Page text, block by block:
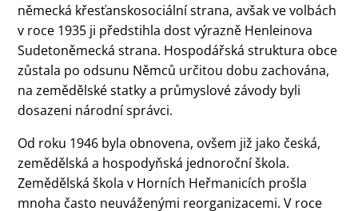
německá křesťanskosociální strana, avšak ve volbách
v roce 1935 ji předstihla dost výrazně Henleinova
Sudetoněmecká strana. Hospodářská struktura obce
zůstala po odsunu Němců určitou dobu zachována,
na zemědělské statky a průmyslové závody byli
dosazeni národní správci.
Od roku 1946 byla obnovena, ovšem již jako česká,
zemědělská a hospodyňská jednoroční škola.
Zemědělská škola v Horních Heřmanicích prošla
mnoha často neuváženými reorganizacemi. V roce